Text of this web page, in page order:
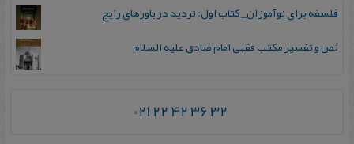
فلسفه برای نوآموزان_ کتاب اول: تردید در باورهای رایج
نص و تفسیر مکتب فقهی امام صادق علیه السلام
021 22 42 36 32